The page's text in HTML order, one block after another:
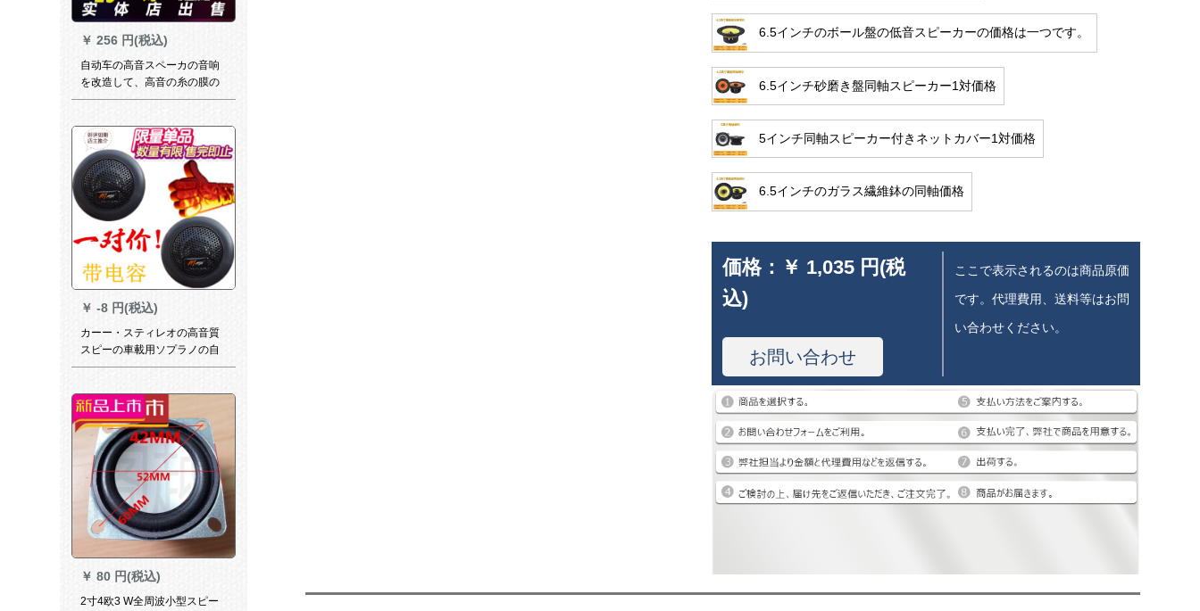
￥ 256 円(税込)
自动车の高音スペーカの音响
を改造して、高音の糸の膜の
车载の小さい高音の髪を温め
￥ -8 円(税込)
カーー・スティレオの高音質
スピーの車載用ソプラノの自
動車用ソプラノトラック用ソ
ーのペア(MA 260無標)
￥ 80 円(税込)
2寸4欧3 W全周波小型スピー
6.5インチのボール盤の低音スピーカーの価格は一つです。
6.5インチ砂磨き盤同軸スピーカー1対価格
5インチ同軸スピーカー付きネットカバー1対価格
6.5インチのガラス繊維鉢の同軸価格
価格： ￥ 1,035 円(税
込)
お問い合わせ
ここで表示されるのは商品原価
です。代理費用、送料等はお問
い合わせください。